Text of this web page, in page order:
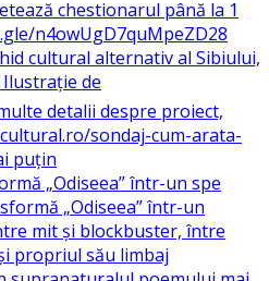
„Odiseea” într-un spe